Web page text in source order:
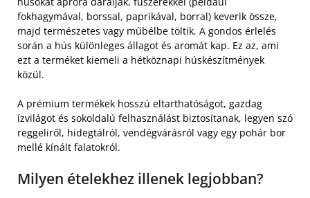
fokhagymával, borssal, paprikával, borral) keverik össze,
majd természetes vagy műbélbe töltik. A gondos érlelés
során a hús különleges állagot és aromát kap. Ez az, ami
ezt a terméket kiemeli a hétköznapi húskészítmények
közül.
A prémium termékek hosszú eltarthatóságot, gazdag
ízvilágot és sokoldalú felhasználást biztosítanak, legyen szó
reggeliről, hidegtálról, vendégvárásról vagy egy pohár bor
mellé kínált falatokról.
Milyen ételekhez illenek legjobban?